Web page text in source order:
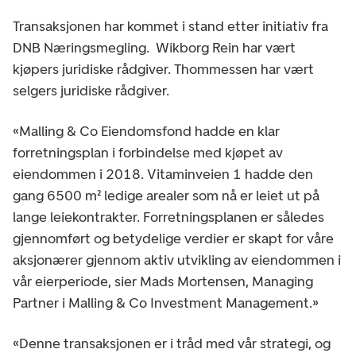
Transaksjonen har kommet i stand etter initiativ fra
DNB Næringsmegling. Wikborg Rein har vært
kjøpers juridiske rådgiver. Thommessen har vært
selgers juridiske rådgiver.
«Malling & Co Eiendomsfond hadde en klar
forretningsplan i forbindelse med kjøpet av
eiendommen i 2018. Vitaminveien 1 hadde den
gang 6500 m² ledige arealer som nå er leiet ut på
lange leiekontrakter. Forretningsplanen er således
gjennomført og betydelige verdier er skapt for våre
aksjonærer gjennom aktiv utvikling av eiendommen i
vår eierperiode, sier Mads Mortensen, Managing
Partner i Malling & Co Investment Management.»
«Denne transaksjonen er i tråd med vår strategi, og